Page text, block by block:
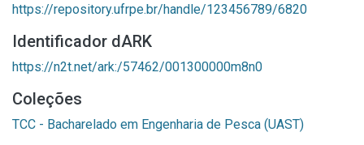
https://repository.ufrpe.br/handle/123456789/6820
Identificador dARK
https://n2t.net/ark:/57462/001300000m8n0
Coleções
TCC - Bacharelado em Engenharia de Pesca (UAST)